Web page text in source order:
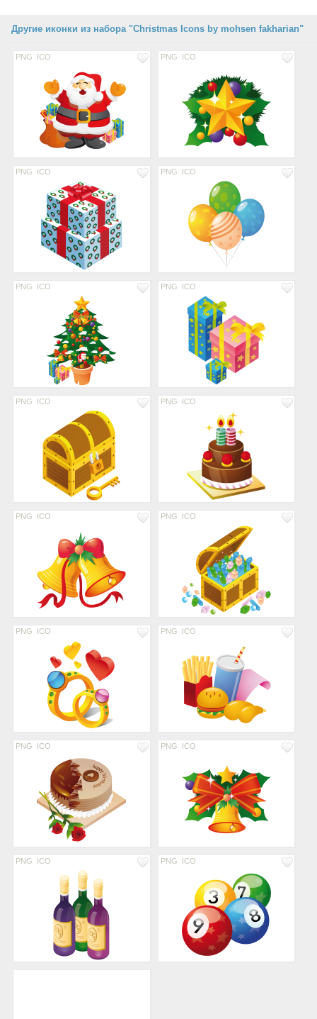
Другие иконки из набора "Christmas Icons by mohsen fakharian"
PNG ICO PNG ICO
PNG ICO PNG ICO
PNG ICO PNG ICO
PNG ICO PNG ICO
PNG ICO PNG ICO
PNG ICO PNG ICO
PNG ICO PNG ICO
PNG ICO PNG ICO